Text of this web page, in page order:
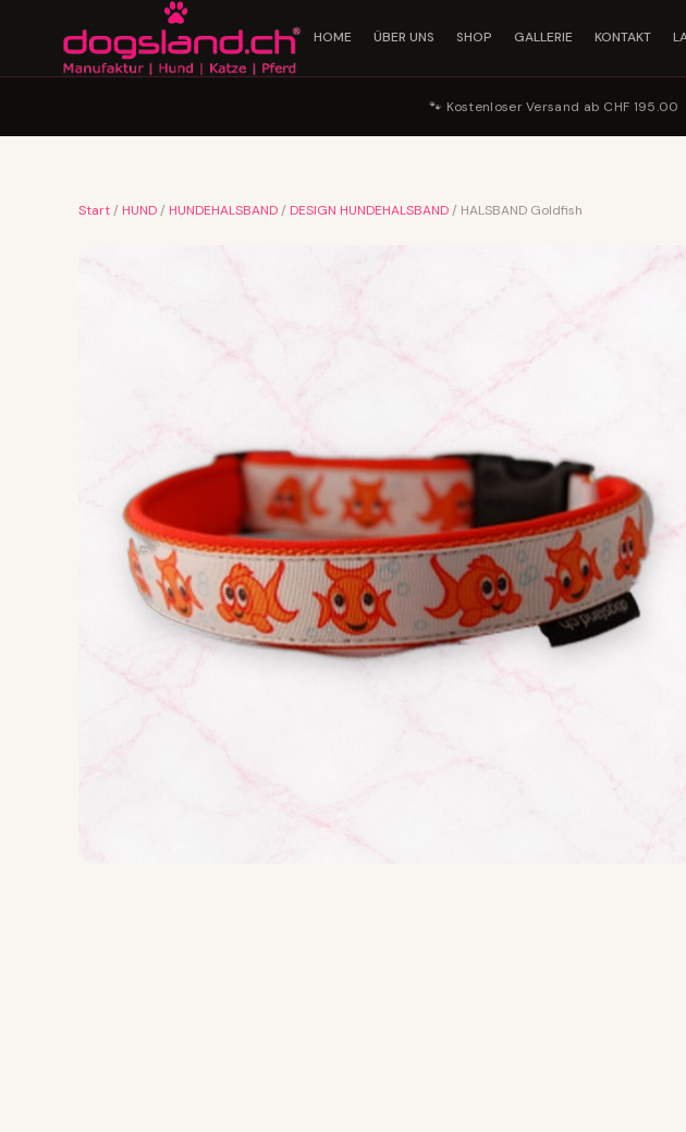
HOME ÜBER UNS SHOP GALLERIE KONTAKT
🐾 Kostenloser Versand ab CHF 195.00
Start / HUND / HUNDEHALSBAND / DESIGN HUNDEHALSBAND / HALSBAND Goldfish